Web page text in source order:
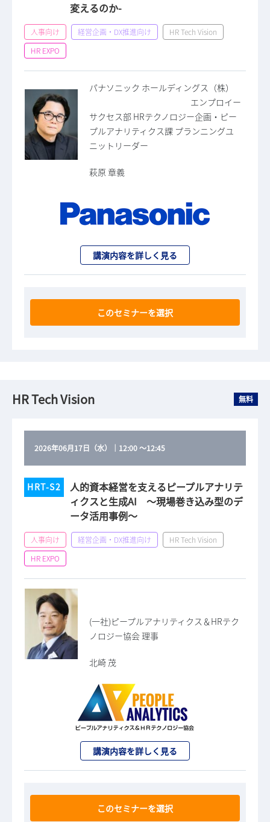
変えるのか-
人事向け 経営企画・DX推進向け
HR Tech Vision
HR EXPO
パナソニック ホールディングス（株）
エンプロイー
サクセス部 HRテクノロジー企画・ピー
プルアナリティクス課 プランニングユ
ニットリーダー
萩原 章義
講演内容を詳しく見る
このセミナーを選択
HR Tech Vision 無料
2026年06月17日（水） ｜ 12:00～12:45
HRT-S2
人的資本経営を支えるピープルアナリテ
ィクスと生成AI ～現場巻き込み型のデ
ータ活用事例～
人事向け 経営企画・DX推進向け
HR Tech Vision
HR EXPO
(一社)ピープルアナリティクス＆HRテク
ノロジー協会 理事
北崎 茂
講演内容を詳しく見る
このセミナーを選択